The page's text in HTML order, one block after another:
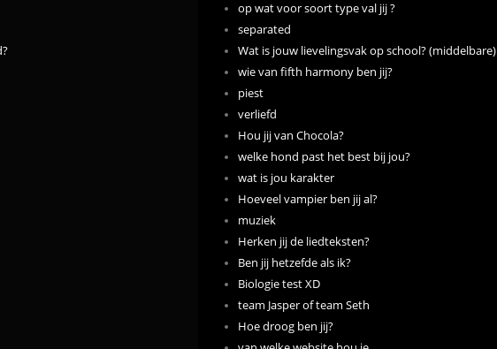
op wat voor soort type val jij ?
separated
Wat is jouw lievelingsvak op school? (middelbare)
wie van fifth harmony ben jij?
piest
verliefd
Hou jij van Chocola?
welke hond past het best bij jou?
wat is jou karakter
Hoeveel vampier ben jij al?
muziek
Herken jij de liedteksten?
Ben jij hetzefde als ik?
Biologie test XD
team Jasper of team Seth
Hoe droog ben jij?